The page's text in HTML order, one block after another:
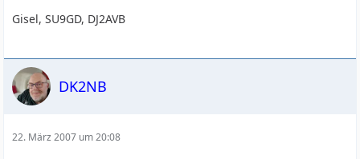
Gisel, SU9GD, DJ2AVB
DK2NB
22. März 2007 um 20:08